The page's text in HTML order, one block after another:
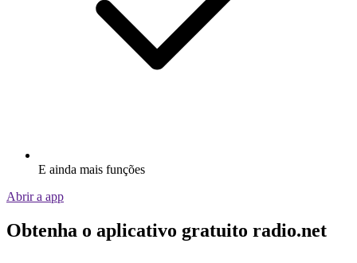
E ainda mais funções
Abrir a app
Obtenha o aplicativo gratuito radio.net